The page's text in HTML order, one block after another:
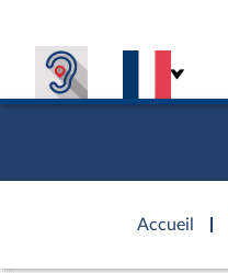
Accueil
d'accueil